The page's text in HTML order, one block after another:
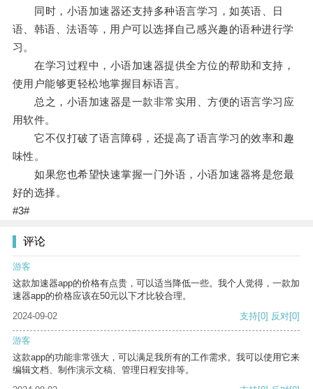
同时，小语加速器还支持多种语言学习，如英语、日
语、韩语、法语等，用户可以选择自己感兴趣的语种进行学
习。
在学习过程中，小语加速器提供全方位的帮助和支持，
使用户能够更轻松地掌握目标语言。
总之，小语加速器是一款非常实用、方便的语言学习应
用软件。
它不仅打破了语言障碍，还提高了语言学习的效率和趣
味性。
如果您也希望快速掌握一门外语，小语加速器将是您最
好的选择。
#3#
评论
游客
这款加速器app的价格有点贵，可以适当降低一些。我个人觉得，一款加
速器app的价格应该在50元以下才比较合理。
2024-09-02
支持[0] 反对[0]
游客
这款app的功能非常强大，可以满足我所有的工作需求。我可以使用它来
编辑文档、制作演示文稿、管理日程安排等。